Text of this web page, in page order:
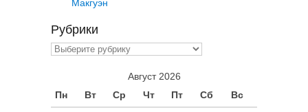
Макгуэн
Рубрики
Рубрики
Август 2026
Пн
Вт Ср Чт Пт Сб Вс